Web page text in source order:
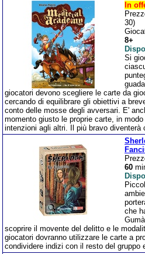
In
30)
8+
Si
giocatori devono scegliere le carte da
cercando di equilibrare gli obiettivi a
conto delle mosse degli avversari. E'
momento giusto le proprie carte, in
intenzioni agli altri. Il più bravo diventerà
60
che
scoprire il movente del delitto e le
giocatori dovranno utilizzare le carte a
condividere indizi con il resto del gruppo